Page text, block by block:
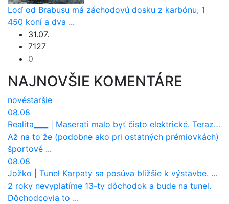
Loď od Brabusu má záchodovú dosku z karbónu, 1
450 koní a dva ...
31.07.
7127
0
NAJNOVŠIE KOMENTÁRE
novéstaršie
08.08
Realita____
Maserati malo byť čisto elektrické. Teraz zisťuje, že potrebuje nový osemvalcový motor
Až na to že (podobne ako pri ostatných prémiovkách)
športové ...
08.08
Jožko
Tunel Karpaty sa posúva bližšie k výstavbe. NDS urobila dôležitý krok
2 roky nevyplatíme 13-ty dôchodok a bude na tunel.
Dôchodcovia to ...